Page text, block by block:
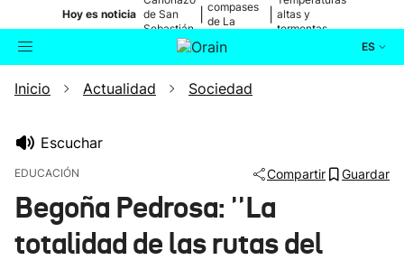
Hoy es noticia de San
Sebastián
compases
de La
altas y
tormentas
ES
Buscador Actualidad
Ikusmiran
Inicio Actualidad Sociedad
Escuchar
EDUCACIÓN Compartir Guardar
Begoña Pedrosa: ''La
totalidad de las rutas del